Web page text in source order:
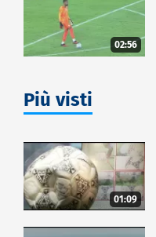
02:56
Più visti
01:09